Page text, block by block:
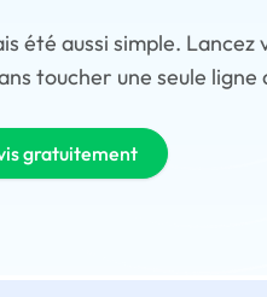
été aussi simple.
toucher une seule ligne
gratuitement